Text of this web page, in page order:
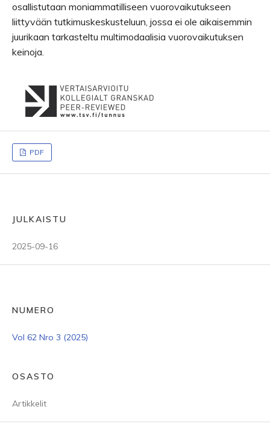
osallistutaan moniammatilliseen vuorovaikutukseen
liittyvään tutkimuskeskusteluun, jossa ei ole aikaisemmin
juurikaan tarkasteltu multimodaalisia vuorovaikutuksen
keinoja.
PDF
JULKAISTU
2025-09-16
NUMERO
Vol 62 Nro 3 (2025)
OSASTO
Artikkelit